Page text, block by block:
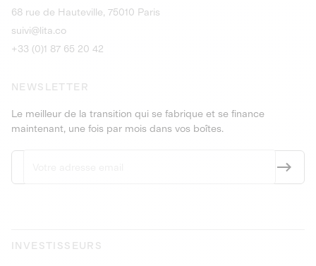
68 rue de Hauteville, 75010 Paris
suivi@lita.co
+33 (0)1 87 65 20 42
NEWSLETTER
Le meilleur de la transition qui se fabrique et se finance
maintenant, une fois par mois dans vos boîtes.
INVESTISSEURS